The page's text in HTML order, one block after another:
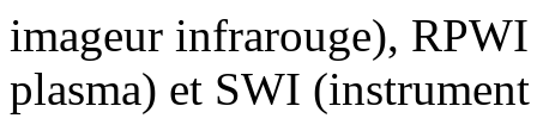
imageur infrarouge),
plasma) et SWI